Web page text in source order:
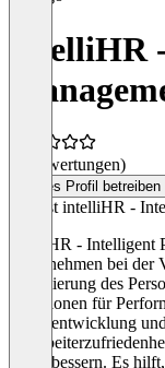
intelliHR
(0 Bewertungen)
Dieses Profil betreiben
Was ist intelliHR -
intelliHR - Intelligent
Unternehmen bei
Optimierung des
Funktionen für
Talententwicklung
zu verbessern. Es